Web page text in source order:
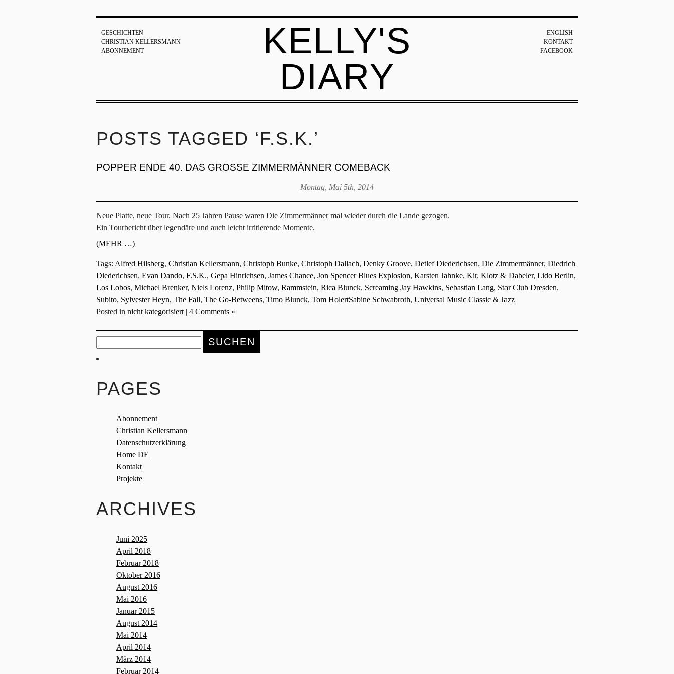
GESCHICHTEN
CHRISTIAN KELLERSMANN
ABONNEMENT
KELLY'S
DIARY
ENGLISH
KONTAKT
FACEBOOK
POSTS TAGGED ‘F.S.K.’
POPPER ENDE 40. DAS GROSSE ZIMMERMÄNNER COMEBACK
Montag, Mai 5th, 2014
Neue Platte, neue Tour. Nach 25 Jahren Pause waren Die Zimmermänner mal wieder durch die Lande gezogen.
Ein Tourbericht über legendäre und auch leicht irritierende Momente.
(MEHR …)
Tags: Alfred Hilsberg, Christian Kellersmann, Christoph Bunke, Christoph Dallach, Denky Groove, Detlef Diederichsen, Die Zimmermänner, Diedrich
Diederichsen, Evan Dando, F.S.K., Gepa Hinrichsen, James Chance, Jon Spencer Blues Explosion, Karsten Jahnke, Kir, Klotz & Dabeler, Lido Berlin,
Los Lobos, Michael Brenker, Niels Lorenz, Philip Mitow, Rammstein, Rica Blunck, Screaming Jay Hawkins, Sebastian Lang, Star Club Dresden,
Subito, Sylvester Heyn, The Fall, The Go-Betweens, Timo Blunck, Tom HolertSabine Schwabroth, Universal Music Classic & Jazz
Posted in nicht kategorisiert| 4 Comments »
Suche
nach:
PAGES
Abonnement
Christian Kellersmann
Datenschutzerklärung
Home DE
Kontakt
Projekte
ARCHIVES
Juni 2025
April 2018
Februar 2018
Oktober 2016
August 2016
Mai 2016
Januar 2015
August 2014
Mai 2014
April 2014
März 2014
Februar 2014